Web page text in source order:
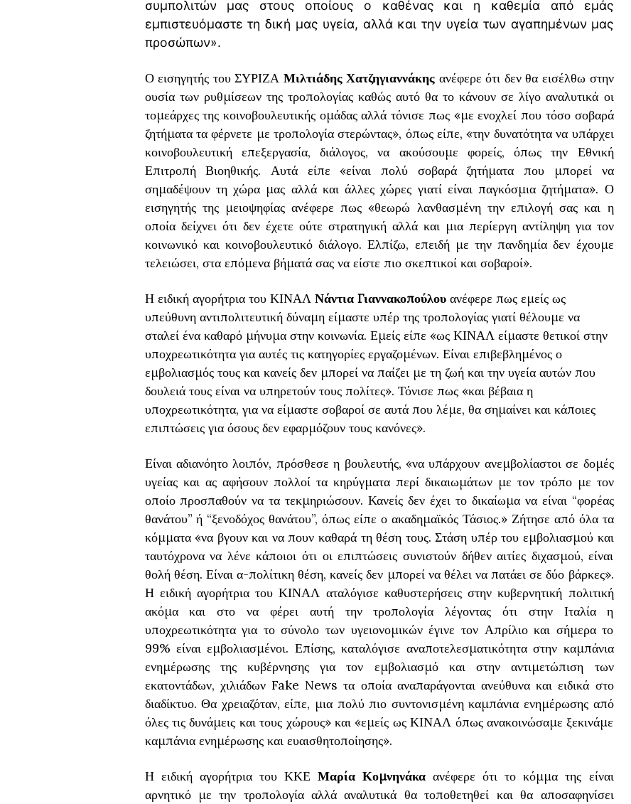
συμπολιτών μας στους οποίους ο καθένας και η καθεμία από εμάς
εμπιστευόμαστε τη δική μας υγεία, αλλά και την υγεία των αγαπημένων μας
προσώπων».
Ο εισηγητής του ΣΥΡΙΖΑ Μιλτιάδης Χατζηγιαννάκης ανέφερε ότι δεν θα εισέλθω στην
ουσία των ρυθμίσεων της τροπολογίας καθώς αυτό θα το κάνουν σε λίγο αναλυτικά οι
τομεάρχες της κοινοβουλευτικής ομάδας αλλά τόνισε πως «με ενοχλεί που τόσο σοβαρά
ζητήματα τα φέρνετε με τροπολογία στερώντας», όπως είπε, «την δυνατότητα να υπάρχει
κοινοβουλευτική επεξεργασία, διάλογος, να ακούσουμε φορείς, όπως την Εθνική
Επιτροπή Βιοηθικής. Αυτά είπε «είναι πολύ σοβαρά ζητήματα που μπορεί να
σημαδέψουν τη χώρα μας αλλά και άλλες χώρες γιατί είναι παγκόσμια ζητήματα». Ο
εισηγητής της μειοψηφίας ανέφερε πως «θεωρώ λανθασμένη την επιλογή σας και η
οποία δείχνει ότι δεν έχετε ούτε στρατηγική αλλά και μια περίεργη αντίληψη για τον
κοινωνικό και κοινοβουλευτικό διάλογο. Ελπίζω, επειδή με την πανδημία δεν έχουμε
τελειώσει, στα επόμενα βήματά σας να είστε πιο σκεπτικοί και σοβαροί».
Η ειδική αγορήτρια του ΚΙΝΑΛ Νάντια Γιαννακοπούλου ανέφερε πως εμείς ως
υπεύθυνη αντιπολιτευτική δύναμη είμαστε υπέρ της τροπολογίας γιατί θέλουμε να
σταλεί ένα καθαρό μήνυμα στην κοινωνία. Εμείς είπε «ως ΚΙΝΑΛ είμαστε θετικοί στην
υποχρεωτικότητα για αυτές τις κατηγορίες εργαζομένων. Είναι επιβεβλημένος ο
εμβολιασμός τους και κανείς δεν μπορεί να παίζει με τη ζωή και την υγεία αυτών που
δουλειά τους είναι να υπηρετούν τους πολίτες». Τόνισε πως «και βέβαια η
υποχρεωτικότητα, για να είμαστε σοβαροί σε αυτά που λέμε, θα σημαίνει και κάποιες
επιπτώσεις για όσους δεν εφαρμόζουν τους κανόνες».
Είναι αδιανόητο λοιπόν, πρόσθεσε η βουλευτής, «να υπάρχουν ανεμβολίαστοι σε δομές
υγείας και ας αφήσουν πολλοί τα κηρύγματα περί δικαιωμάτων με τον τρόπο με τον
οποίο προσπαθούν να τα τεκμηριώσουν. Κανείς δεν έχει το δικαίωμα να είναι “φορέας
θανάτου” ή “ξενοδόχος θανάτου”, όπως είπε ο ακαδημαϊκός Τάσιος.» Ζήτησε από όλα τα
κόμματα «να βγουν και να πουν καθαρά τη θέση τους. Στάση υπέρ του εμβολιασμού και
ταυτόχρονα να λένε κάποιοι ότι οι επιπτώσεις συνιστούν δήθεν αιτίες διχασμού, είναι
θολή θέση. Είναι α-πολίτικη θέση, κανείς δεν μπορεί να θέλει να πατάει σε δύο βάρκες».
Η ειδική αγορήτρια του ΚΙΝΑΛ αταλόγισε καθυστερήσεις στην κυβερνητική πολιτική
ακόμα και στο να φέρει αυτή την τροπολογία λέγοντας ότι στην Ιταλία η
υποχρεωτικότητα για το σύνολο των υγειονομικών έγινε τον Απρίλιο και σήμερα το
99% είναι εμβολιασμένοι. Επίσης, καταλόγισε αναποτελεσματικότητα στην καμπάνια
ενημέρωσης της κυβέρνησης για τον εμβολιασμό και στην αντιμετώπιση των
εκατοντάδων, χιλιάδων Fake News τα οποία αναπαράγονται ανεύθυνα και ειδικά στο
διαδίκτυο. Θα χρειαζόταν, είπε, μια πολύ πιο συντονισμένη καμπάνια ενημέρωσης από
όλες τις δυνάμεις και τους χώρους» και «εμείς ως ΚΙΝΑΛ όπως ανακοινώσαμε ξεκινάμε
καμπάνια ενημέρωσης και ευαισθητοποίησης».
Η ειδική αγορήτρια του ΚΚΕ Μαρία Κομνηνάκαανέφερε ότι το κόμμα της είναι
αρνητικό με την τροπολογία αλλά αναλυτικά θα τοποθετηθεί και θα αποσαφηνίσει